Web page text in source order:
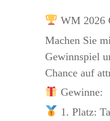
WM 2026
Machen Sie
Gewinnspiel
Chance auf
Gewinne:
1. Platz: